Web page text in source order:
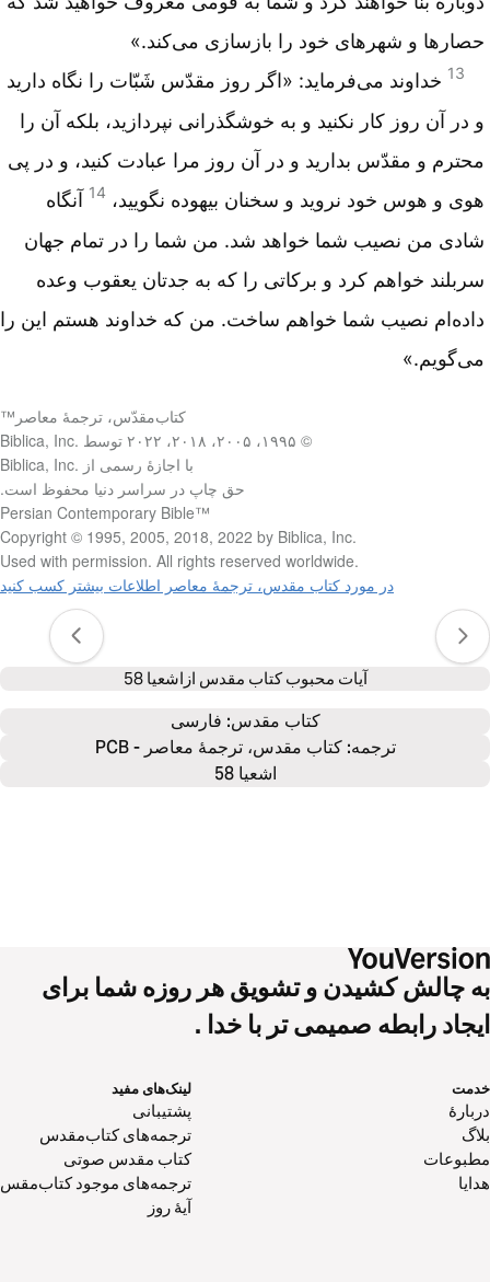
حصارها و شهرهای خود را بازسازی می‌کند.»
13 خداوند می‌فرماید: «اگر روز مقدّس شَبّات را نگاه دارید
و در آن روز کار نکنید و به خوشگذرانی نپردازید، بلکه آن را
محترم و مقدّس بدارید و در آن روز مرا عبادت کنید، و در پی
هوی و هوس خود نروید و سخنان بیهوده نگویید، 14 آنگاه
شادی من نصیب شما خواهد شد. من شما را در تمام جهان
سربلند خواهم کرد و برکاتی را که به جدتان یعقوب وعده
داده‌ام نصیب شما خواهم ساخت. من که خداوند هستم این را
می‌گویم.»
کتاب‌مقدّس، ترجمۀ معاصر™
© ۱۹۹۵، ۲۰۰۵، ۲۰۱۸، ۲۰۲۲ توسط Biblica, Inc.‎
با اجازۀ رسمی از Biblica, Inc.‎
حق چاپ در سراسر دنیا محفوظ است.
Persian Contemporary Bible™‎
Copyright © 1995, 2005, 2018, 2022 by Biblica, Inc.‎
Used with permission. All rights reserved worldwide.‎
در مورد کتاب مقدس، ترجمۀ معاصر اطلاعات بیشتر کسب کنید
آیات محبوب کتاب مقدس از اشعیا 58
كتاب‌ مقدس:
فارسی
ترجمه: کتاب مقدس، ترجمۀ معاصر - PCB
اشعیا 58
به چالش کشیدن و تشویق هر روزه شما برای
ایجاد رابطه صمیمی تر با خدا .
خدمت
دربارهٔ
بلاگ
مطبوعات
هدایا
لینک‌های مفید
پشتیبانی
ترجمه‌های کتاب‌مقدس
کتاب‌ مقدس صوتی
ترجمه‌های موجود کتاب‌مقس
آیۀ روز